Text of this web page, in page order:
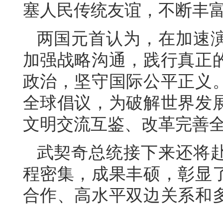
塞人民传统友谊，不断丰
两国元首认为，在加速
加强战略沟通，践行真正
政治，坚守国际公平正义
全球倡议，为破解世界发
文明交流互鉴、改革完善
武契奇总统接下来还将
程密集，成果丰硕，彰显
合作、高水平双边关系和